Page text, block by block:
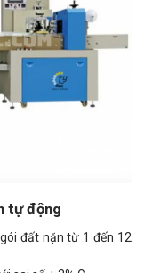
tự động
đất nặn từ 1 đến 12